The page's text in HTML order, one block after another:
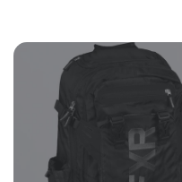
O
N
: